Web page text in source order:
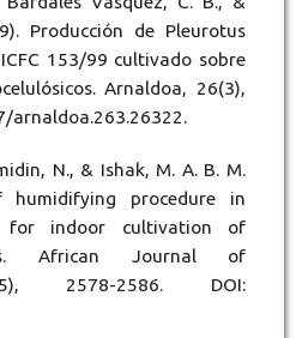
Producción de Pleurotus
153/99 cultivado sobre
Arnaldoa, 26(3),
arnaldoa.263.26322.
N., & Ishak, M. A. B. M.
humidifying procedure in
for indoor cultivation of
African Journal of
2578-2586. DOI: